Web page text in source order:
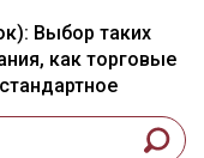
Выбор таких
как торговые